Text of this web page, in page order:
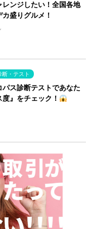
レンジしたい！全国各地
盛りグルメ！
断・テスト
ス診断テストであなた
』をチェック！